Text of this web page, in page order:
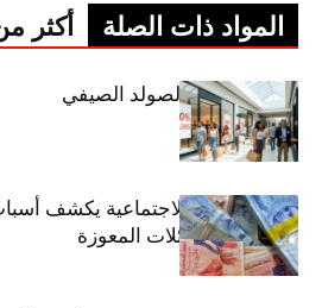
المواد ذات الصلة أكثر
اليوم: إنطلاق الصولد الصيفي
وزير الشؤون الاجتماعية يكشف
صرف منح العائلات المعوزة